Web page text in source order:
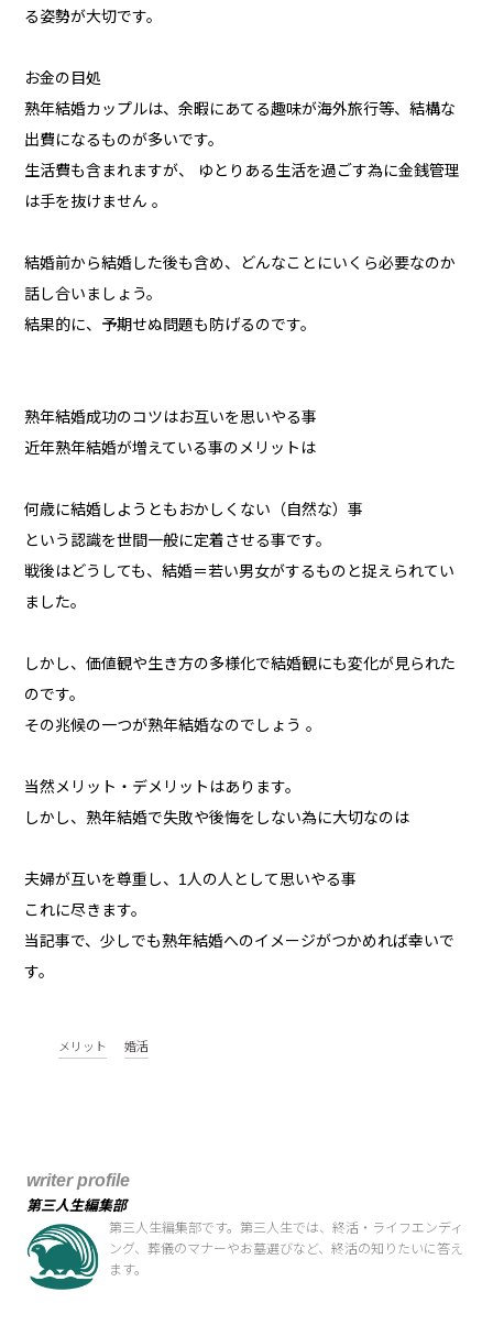
る姿勢が大切です。
お金の目処
熟年結婚カップルは、余暇にあてる趣味が海外旅行等、結構な
出費になるものが多いです。
生活費も含まれますが、 ゆとりある生活を過ごす為に金銭管理
は手を抜けません 。
結婚前から結婚した後も含め、どんなことにいくら必要なのか
話し合いましょう。
結果的に、予期せぬ問題も防げるのです。
熟年結婚成功のコツはお互いを思いやる事
近年熟年結婚が増えている事のメリットは
何歳に結婚しようともおかしくない（自然な）事
という認識を世間一般に定着させる事です。
戦後はどうしても、結婚＝若い男女がするものと捉えられてい
ました。
しかし、価値観や生き方の多様化で結婚観にも変化が見られた
のです。
その兆候の一つが熟年結婚なのでしょう 。
当然メリット・デメリットはあります。
しかし、熟年結婚で失敗や後悔をしない為に大切なのは
夫婦が互いを尊重し、1人の人として思いやる事
これに尽きます。
当記事で、少しでも熟年結婚へのイメージがつかめれば幸いで
す。
メリット 婚活
writer profile
第三人生編集部
第三人生編集部です。第三人生では、終活・ライフエンディ
ング、葬儀のマナーやお墓選びなど、終活の知りたいに答え
ます。